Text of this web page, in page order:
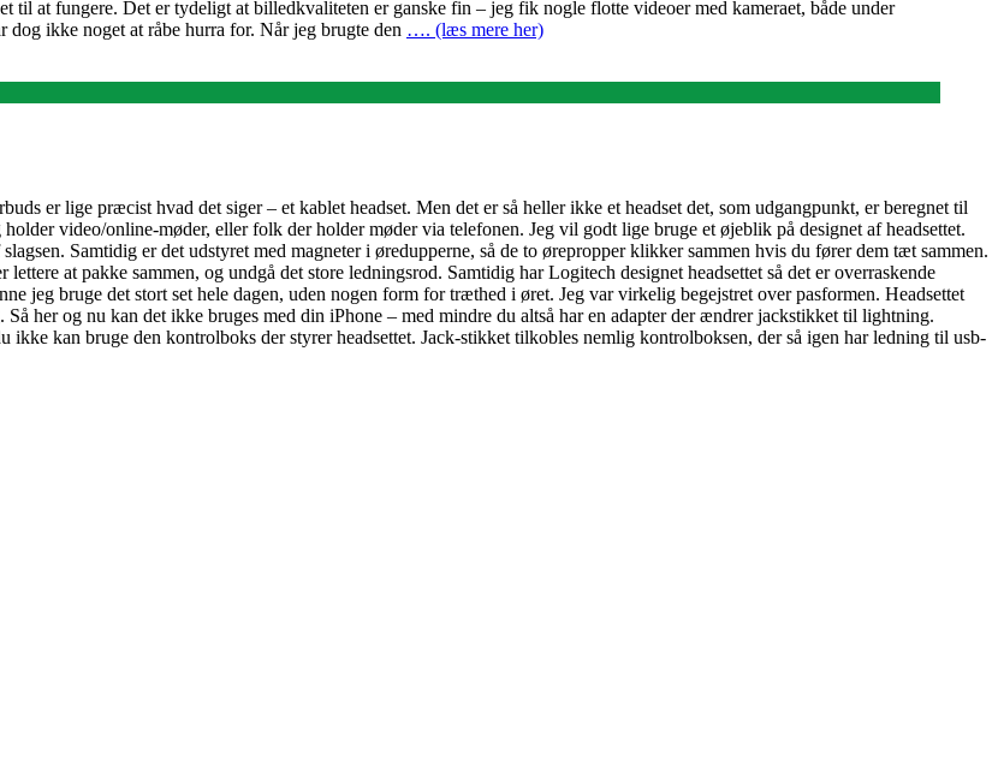
til at fungere. Det er tydeligt at billedkvaliteten er ganske fin – jeg fik nogle flotte videoer med kameraet, både under
ikke noget at råbe hurra for. Når jeg brugte den …. (læs mere her)
er lige præcist hvad det siger – et kablet headset. Men det er så heller ikke et headset det, som udgangpunkt, er beregnet til
video/online-møder, eller folk der holder møder via telefonen. Jeg vil godt lige bruge et øjeblik på designet af headsettet.
Samtidig er det udstyret med magneter i øredupperne, så de to ørepropper klikker sammen hvis du fører dem tæt sammen.
at pakke sammen, og undgå det store ledningsrod. Samtidig har Logitech designet headsettet så det er overraskende
jeg bruge det stort set hele dagen, uden nogen form for træthed i øret. Jeg var virkelig begejstret over pasformen. Headsettet
her og nu kan det ikke bruges med din iPhone – med mindre du altså har en adapter der ændrer jackstikket til lightning.
kan bruge den kontrolboks der styrer headsettet. Jack-stikket tilkobles nemlig kontrolboksen, der så igen har ledning til usb-